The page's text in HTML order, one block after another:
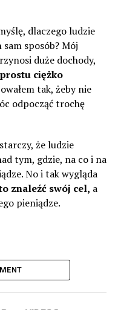
dlaczego ludzie
sposób? Mój
duże dochody,
ciężko
tak, żeby nie
odpocząć trochę
że ludzie
tym, gdzie, na co i na
No i tak wygląda
znaleźć swój cel, a
pieniądze.